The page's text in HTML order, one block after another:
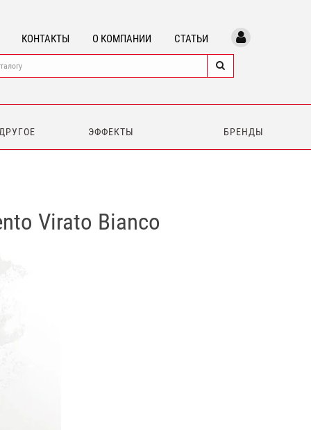
КОНТАКТЫ О КОМПАНИИ СТАТЬИ
ЭФФЕКТЫ БРЕНДЫ
Virato Bianco